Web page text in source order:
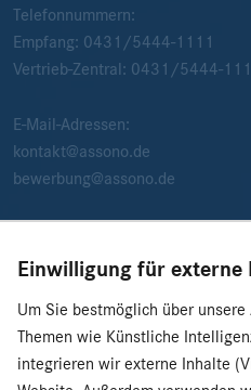
Telefonnummern:
Empfang: 0431/5444-1111
Vertrieb-Zentral: 0431/5444-
E-Mail-Adressen:
kontakt@assono.de
bewerbung@assono.de
Einwilligung für externe
Um Sie bestmöglich über
Themen wie Künstliche
integrieren wir externe Inhalte